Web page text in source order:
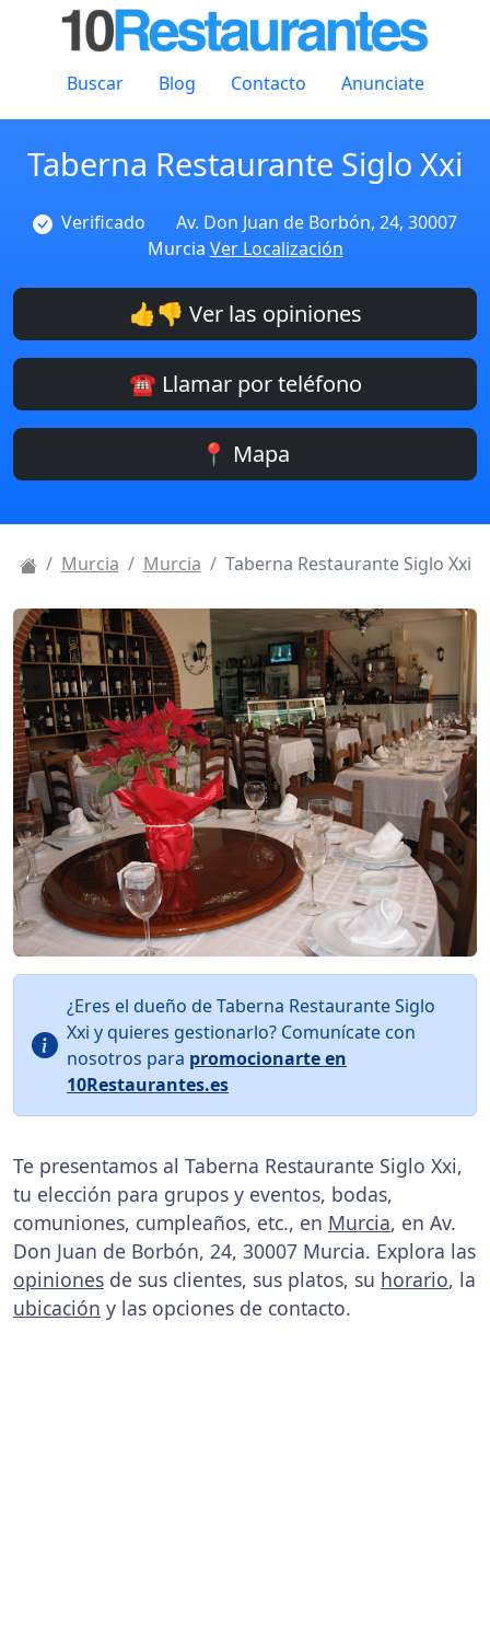
Buscar Blog Contacto Anunciate
Taberna Restaurante Siglo Xxi
Verificado
Av. Don Juan de Borbón, 24, 30007
Murcia Ver Localización
👍👎 Ver las opiniones
☎️ Llamar por teléfono
📍 Mapa
Murcia Murcia Taberna Restaurante Siglo Xxi
¿Eres el dueño de Taberna Restaurante Siglo
Xxi y quieres gestionarlo? Comunícate con
nosotros para promocionarte en
10Restaurantes.es
Te presentamos al Taberna Restaurante Siglo Xxi,
tu elección para grupos y eventos, bodas,
comuniones, cumpleaños, etc., en Murcia, en Av.
Don Juan de Borbón, 24, 30007 Murcia. Explora las
opiniones de sus clientes, sus platos, su horario, la
ubicación y las opciones de contacto.